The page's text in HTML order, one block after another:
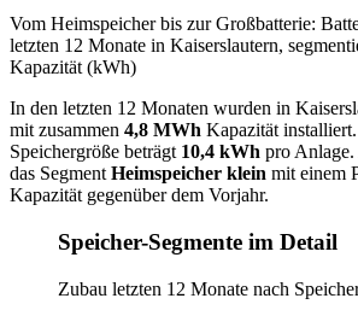
Vom Heimspeicher bis zur Großbatterie:
letzten 12 Monate in Kaiserslautern,
Kapazität (kWh)
In den letzten 12 Monaten wurden in
mit zusammen 4,8 MWh Kapazität
Speichergröße beträgt 10,4 kWh pro Anlage.
das Segment Heimspeicher klein mit einem
Kapazität gegenüber dem Vorjahr.
Speicher-Segmente im Detail
Zubau letzten 12 Monate nach